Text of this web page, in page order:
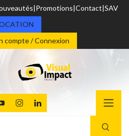
Promotions Contact SAV
compte / Connexion